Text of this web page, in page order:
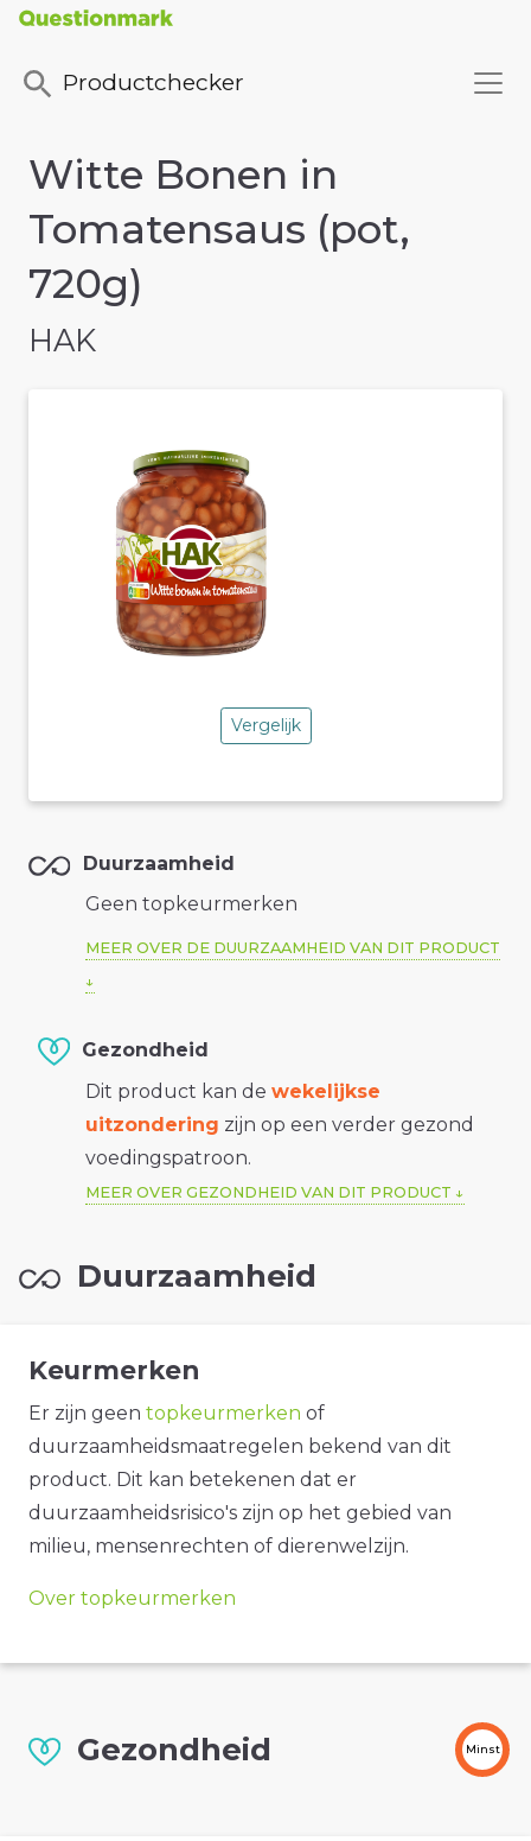
Productchecker
Witte Bonen in
Tomatensaus (pot,
720g)
HAK
Vergelijk
Duurzaamheid
Geen topkeurmerken
MEER OVER DE DUURZAAMHEID VAN DIT PRODUCT
Gezondheid
Dit product kan de wekelijkse
uitzondering zijn op een verder gezond
voedingspatroon.
MEER OVER GEZONDHEID VAN DIT PRODUCT
Duurzaamheid
Keurmerken
Er zijn geen topkeurmerken of
duurzaamheidsmaatregelen bekend van dit
product. Dit kan betekenen dat er
duurzaamheidsrisico's zijn op het gebied van
milieu, mensenrechten of dierenwelzijn.
Over topkeurmerken
Gezondheid Minst